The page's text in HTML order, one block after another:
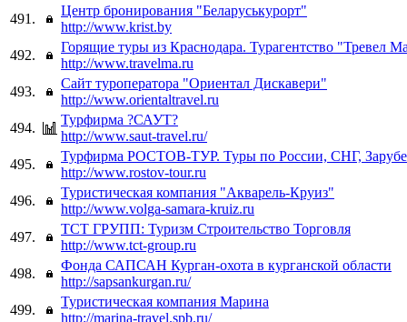
491.
Центр бронирования "Беларуськурорт"
http://www.krist.by
492.
Горящие туры из Краснодара. Турагентство "Тревел
http://www.travelma.ru
493.
Сайт туроператора "Ориентал Дискавери"
http://www.orientaltravel.ru
494.
Турфирма ?САУТ?
http://www.saut-travel.ru/
495.
Турфирма РОСТОВ-ТУР. Туры по России, СНГ,
http://www.rostov-tour.ru
496.
Туристическая компания "Акварель-Круиз"
http://www.volga-samara-kruiz.ru
497.
ТСТ ГРУПП: Туризм Строительство Торговля
http://www.tct-group.ru
498.
Фонда САПСАН Курган-охота в курганской области
http://sapsankurgan.ru/
499.
Туристическая компания Марина
http://marina-travel.spb.ru/